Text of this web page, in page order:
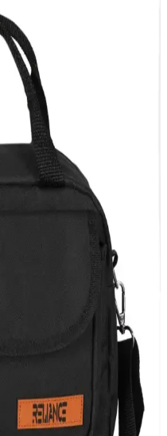
yemek çantası, su geçirmez
sıcak veya soğuk
Edilmesi Gerekenler
için önemli. Farklı
bebekleriniz için en
Hangi Modeller Bebek
doğal malzemelerle
aksesuarıdır. Geniş model
sunar.
Set: Güvenilir ve
ve güvenli gaz içerir,
ideal, pratik ve ekonomik
Dayanıklı ve Şık